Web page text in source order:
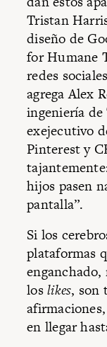
Tristan
diseño de
for Humane
redes
agrega Alex
ingeniería
exejecutivo
Pinterest y
hijos pasen
pantalla”.
Si los
plataformas
loslikes, son
en llegar